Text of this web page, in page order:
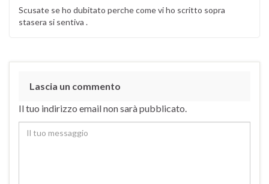
Scusate se ho dubitato perche come vi ho scritto sopra
stasera si sentiva .
Lascia un commento
Il tuo indirizzo email non sarà pubblicato.